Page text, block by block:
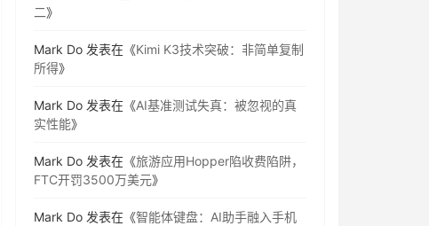
二》
Mark Do 发表在《Kimi K3技术突破：非简单复制
所得》
Mark Do 发表在《AI基准测试失真：被忽视的真
实性能》
Mark Do 发表在《旅游应用Hopper陷收费陷阱，
FTC开罚3500万美元》
Mark Do 发表在《智能体键盘：AI助手融入手机